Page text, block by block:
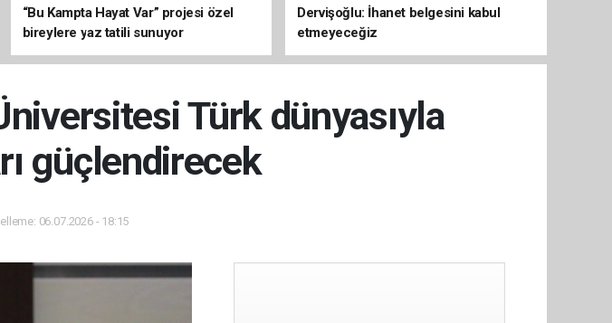
“Bu Kampta Hayat Var” projesi özel
bireylere yaz tatili sunuyor
Dervişoğlu: İhanet belgesini kabul
etmeyeceğiz
Türk dünyasıyla
güçlendirecek
06.07.2026 - 18:15